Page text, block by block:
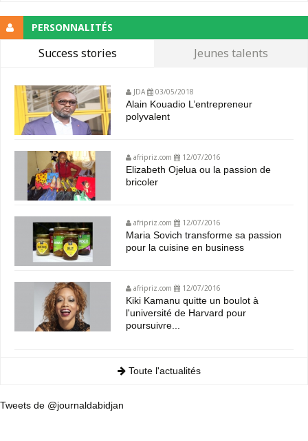
PERSONNALITÉS
Success stories Jeunes talents
JDA 03/05/2018
Alain Kouadio L’entrepreneur
polyvalent
afripriz.com 12/07/2016
Elizabeth Ojelua ou la passion de
bricoler
afripriz.com 12/07/2016
Maria Sovich transforme sa passion
pour la cuisine en business
afripriz.com 12/07/2016
Kiki Kamanu quitte un boulot à
l'université de Harvard pour
poursuivre...
Toute l'actualités
Tweets de @journaldabidjan